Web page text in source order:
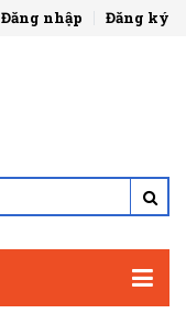
Đăng nhập Đăng ký